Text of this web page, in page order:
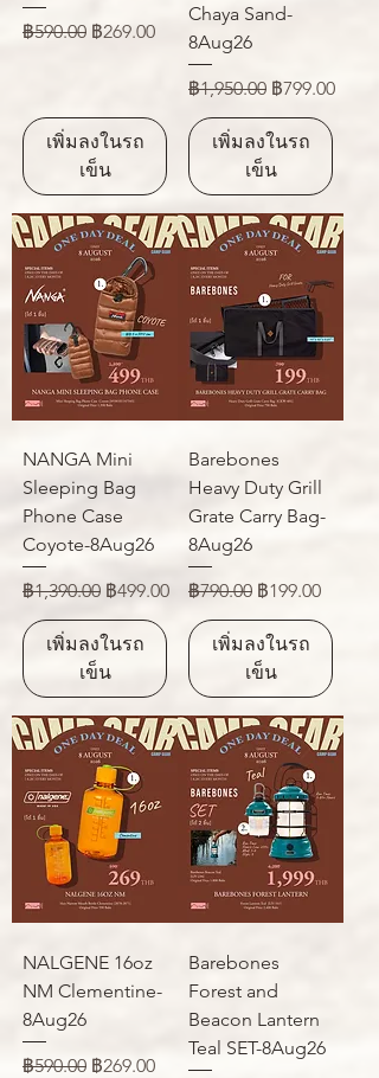
ราคาปกติ
฿590.00 ราคาขายลด
฿269.00
เพิ่มลงในรถ
เข็น
Chaya Sand-
8Aug26
ราคาปกติ
฿1,950.00 ราคาขายลด
฿799.00
เพิ่มลงในรถ
เข็น
NANGA Mini
Sleeping Bag
Phone Case
Coyote-8Aug26
ราคาปกติ
฿1,390.00 ราคาขายลด
฿499.00
เพิ่มลงในรถ
เข็น
Barebones
Heavy Duty Grill
Grate Carry Bag-
8Aug26
ราคาปกติ
฿790.00 ราคาขายลด
฿199.00
เพิ่มลงในรถ
เข็น
NALGENE 16oz
NM Clementine-
8Aug26
ราคาปกติ
฿590.00 ราคาขายลด
฿269.00
Barebones
Forest and
Beacon Lantern
Teal SET-8Aug26